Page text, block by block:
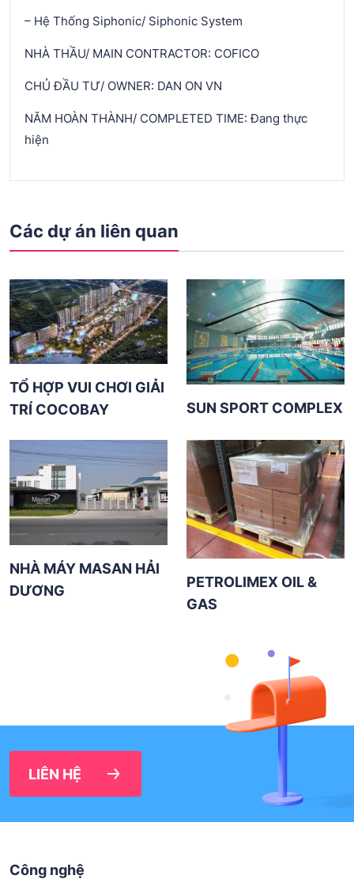
– Hệ Thống Siphonic/ Siphonic System
NHÀ THẦU/ MAIN CONTRACTOR: COFICO
CHỦ ĐẦU TƯ/ OWNER: DAN ON VN
NĂM HOÀN THÀNH/ COMPLETED TIME: Đang thực
hiện
Các dự án liên quan
TỔ HỢP VUI CHƠI GIẢI
TRÍ COCOBAY
SUN SPORT COMPLEX
NHÀ MÁY MASAN HẢI
DƯƠNG
PETROLIMEX OIL &
GAS
LIÊN HỆ
Công nghệ